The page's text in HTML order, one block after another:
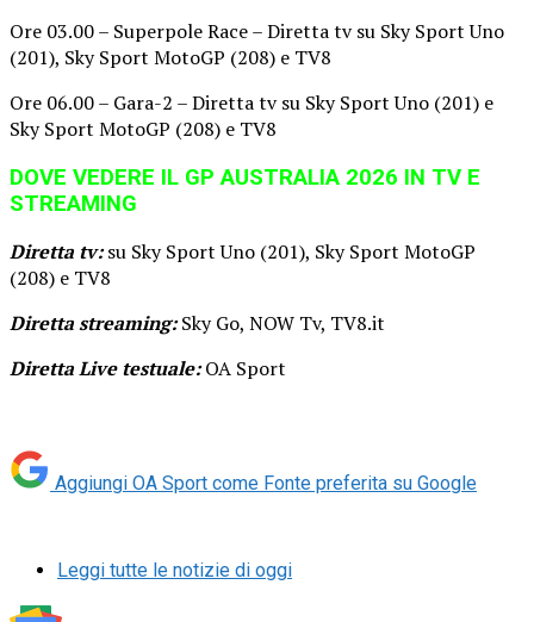
Ore 03.00 – Superpole Race – Diretta tv su Sky Sport Uno
(201), Sky Sport MotoGP (208) e TV8
Ore 06.00 – Gara-2 – Diretta tv su Sky Sport Uno (201) e
Sky Sport MotoGP (208) e TV8
DOVE VEDERE IL GP AUSTRALIA 2026 IN TV E
STREAMING
Diretta tv: su Sky Sport Uno (201), Sky Sport MotoGP
(208) e TV8
Diretta streaming:Sky Go, NOW Tv, TV8.it
Diretta Live testuale:OA Sport
Aggiungi OA Sport come Fonte preferita su Google
Leggi tutte le notizie di oggi